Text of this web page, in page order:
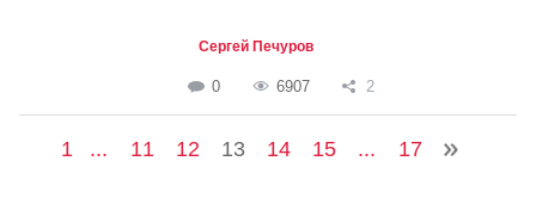
Сергей Печуров
0 6907 2
1 ... 11 12 13 14 15 ... 17